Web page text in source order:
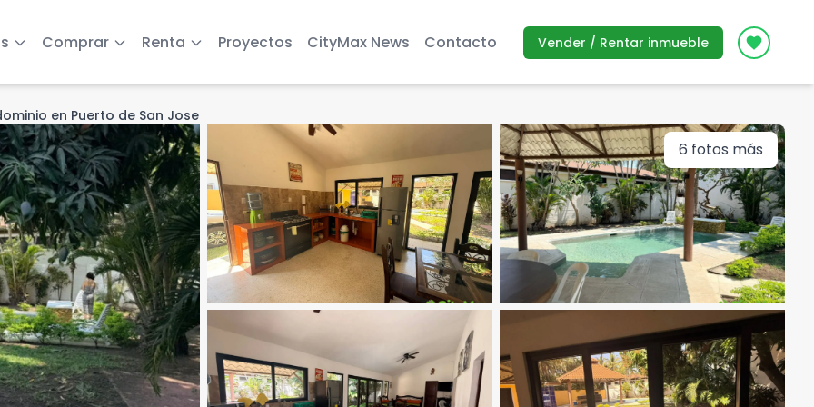
Comprar Renta Proyectos CityMax News Contacto Vender / Rentar inmueble Icon
en Puerto de San Jose
6 fotos más